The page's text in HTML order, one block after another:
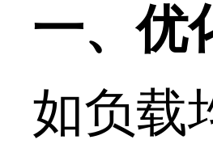
一、优
如负载